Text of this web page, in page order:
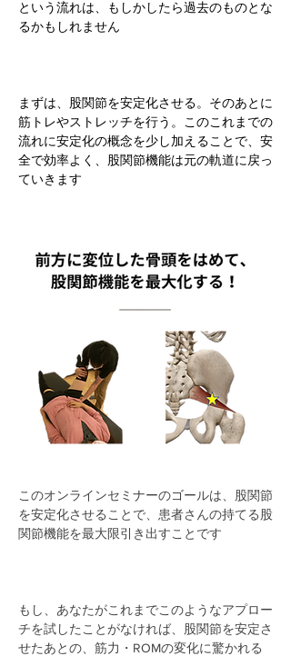
という流れは、もしかしたら過去のものとな
るかもしれません
まずは、股関節を安定化させる。そのあとに
筋トレやストレッチを行う。このこれまでの
流れに安定化の概念を少し加えることで、安
全で効率よく、股関節機能は元の軌道に戻っ
ていきます
このオンラインセミナーのゴールは、股関節
を安定化させることで、患者さんの持てる股
関節機能を最大限引き出すことです
もし、あなたがこれまでこのようなアプロー
チを試したことがなければ、股関節を安定さ
せたあとの、筋力・ROMの変化に驚かれる